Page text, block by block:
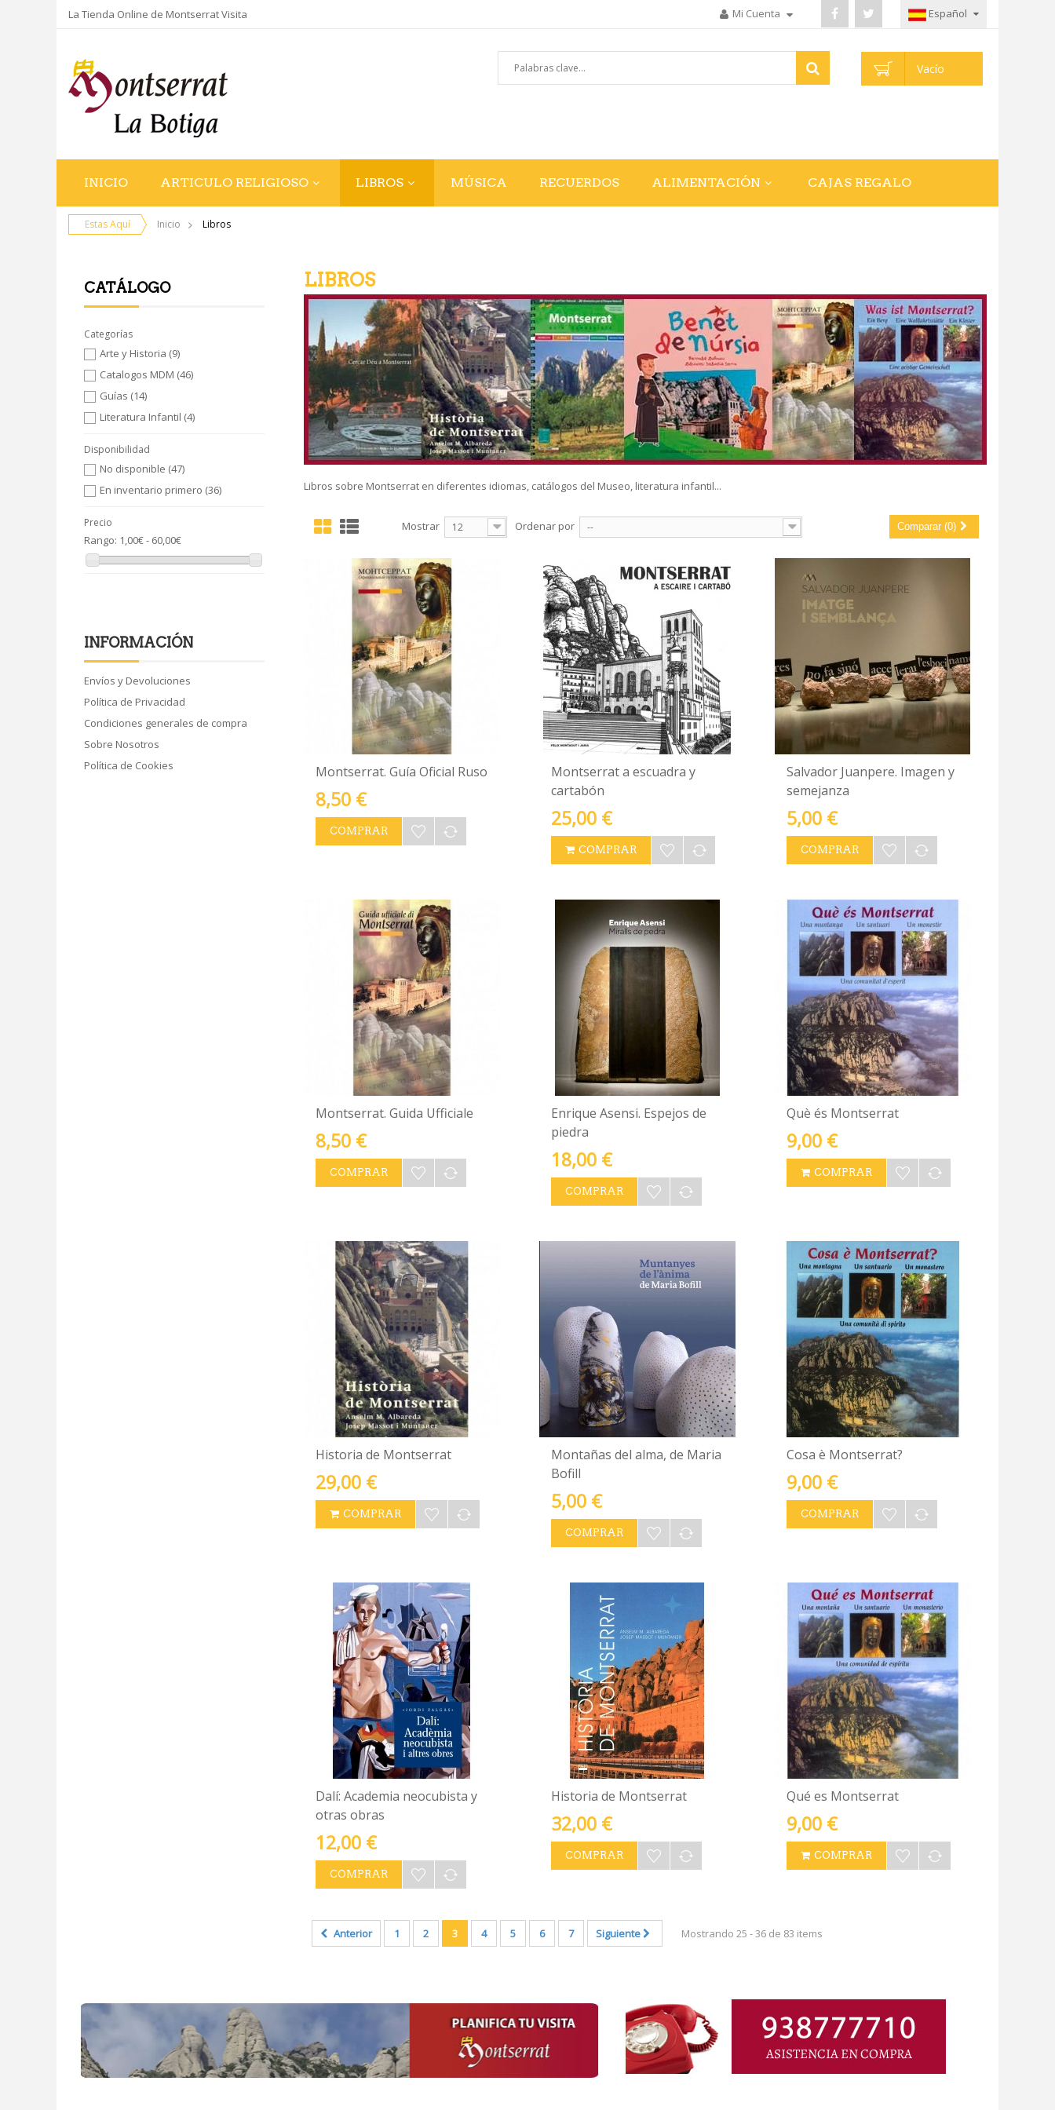
La Tienda Online de Montserrat Visita Mi Cuenta Español
Vacío
INICIO ARTICULO RELIGIOSO LIBROS MÚSICA RECUERDOS ALIMENTACIÓN CAJAS REGALO
Estas Aquí Inicio Libros
CATÁLOGO
Categorías
Arte y Historia (9)
Catalogos MDM (46)
Guías (14)
Literatura Infantil (4)
Disponibilidad
No disponible (47)
En inventario primero (36)
Precio
Rango: 1,00€ - 60,00€
INFORMACIÓN
Envíos y Devoluciones
Política de Privacidad
Condiciones generales de compra
Sobre Nosotros
Política de Cookies
LIBROS
Libros sobre Montserrat en diferentes idiomas, catálogos del Museo, literatura infantil...
Ordenar por --
Mostrar 12 Comparar (0)
Montserrat. Guía Oficial Ruso
8,50 €
COMPRAR
Montserrat a escuadra y
cartabón
25,00 €
COMPRAR
Salvador Juanpere. Imagen y
semejanza
5,00 €
COMPRAR
Montserrat. Guida Ufficiale
8,50 €
COMPRAR
Enrique Asensi. Espejos de
piedra
18,00 €
COMPRAR
Què és Montserrat
9,00 €
COMPRAR
Historia de Montserrat
29,00 €
COMPRAR
Montañas del alma, de Maria
Bofill
5,00 €
COMPRAR
Cosa è Montserrat?
9,00 €
COMPRAR
Dalí: Academia neocubista y
otras obras
12,00 €
COMPRAR
Historia de Montserrat
32,00 €
COMPRAR
Qué es Montserrat
9,00 €
COMPRAR
Anterior 1 2 3 4 5 6 7 Siguiente Mostrando 25 - 36 de 83 items